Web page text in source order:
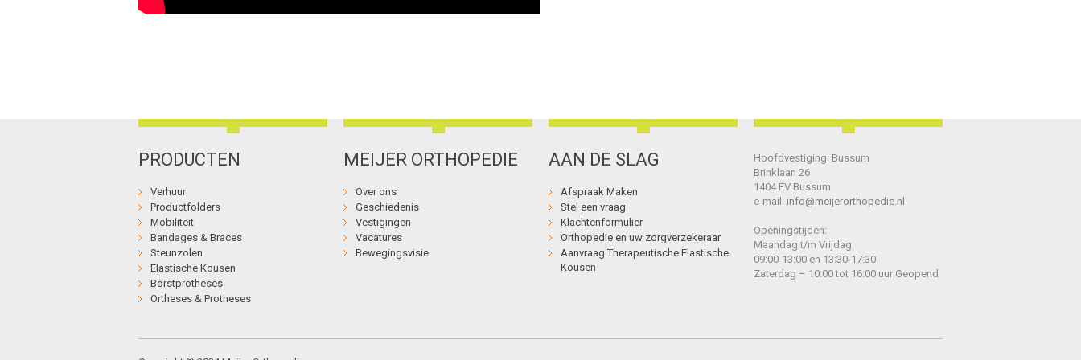
PRODUCTEN
Verhuur
Productfolders
Mobiliteit
Bandages & Braces
Steunzolen
Elastische Kousen
Borstprotheses
Ortheses & Protheses
MEIJER ORTHOPEDIE
Over ons
Geschiedenis
Vestigingen
Vacatures
Bewegingsvisie
AAN DE SLAG
Afspraak Maken
Stel een vraag
Klachtenformulier
Orthopedie en uw zorgverzekeraar
Aanvraag Therapeutische Elastische
Kousen
Hoofdvestiging: Bussum
Brinklaan 26
1404 EV Bussum
e-mail: info@meijerorthopedie.nl
Openingstijden:
Maandag t/m Vrijdag
09:00-13:00 en 13:30-17:30
Zaterdag – 10:00 tot 16:00 uur Geopend